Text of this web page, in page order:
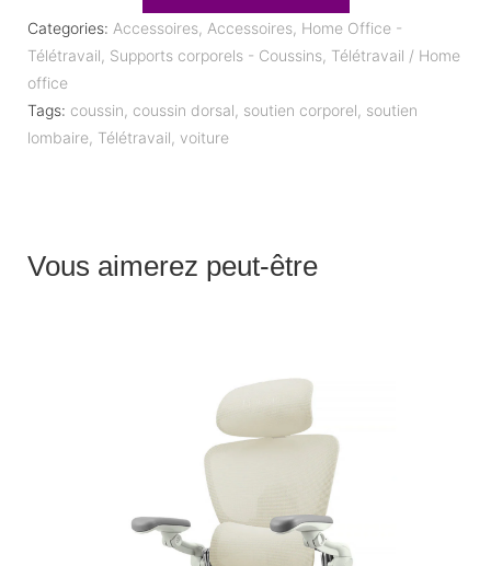
Categories: Accessoires, Accessoires, Home Office -
Télétravail, Supports corporels - Coussins, Télétravail / Home
office
Tags: coussin, coussin dorsal, soutien corporel, soutien
lombaire, Télétravail, voiture
Vous aimerez peut-être